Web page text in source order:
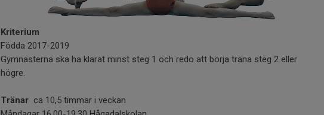
Kriterium
Födda 2017-2019
Gymnasterna ska ha klarat minst steg 1 och redo att börja träna steg 2 eller
högre.
Tränar ca 10,5 timmar i veckan